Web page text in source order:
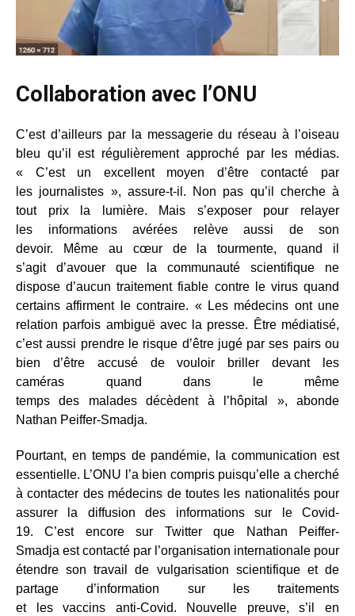
Collaboration avec l’ONU
C’est d’ailleurs par la messagerie du réseau à l’oiseau
bleu qu’il est régulièrement approché par les médias.
« C’est un excellent moyen d’être contacté par
les journalistes », assure-t-il. Non pas qu’il cherche à
tout prix la lumière. Mais s’exposer pour relayer
les informations avérées relève aussi de son
devoir. Même au cœur de la tourmente, quand il
s’agit d’avouer que la communauté scientifique ne
dispose d’aucun traitement fiable contre le virus quand
certains affirment le contraire. « Les médecins ont une
relation parfois ambiguë avec la presse. Être médiatisé,
c’est aussi prendre le risque d’être jugé par ses pairs ou
bien d’être accusé de vouloir briller devant les
caméras quand dans le même
temps des malades décèdent à l’hôpital », abonde
Nathan Peiffer-Smadja.
Pourtant, en temps de pandémie, la communication est
essentielle. L’ONU l’a bien compris puisqu’elle a cherché
à contacter des médecins de toutes les nationalités pour
assurer la diffusion des informations sur le Covid-
19. C’est encore sur Twitter que Nathan Peiffer-
Smadja est contacté par l’organisation internationale pour
étendre son travail de vulgarisation scientifique et de
partage d’information sur les traitements
et les vaccins anti-Covid. Nouvelle preuve, s’il en